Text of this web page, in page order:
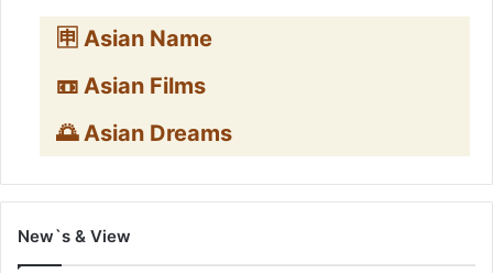
🈸 Asian Name
📼 Asian Films
🌅 Asian Dreams
New`s & View